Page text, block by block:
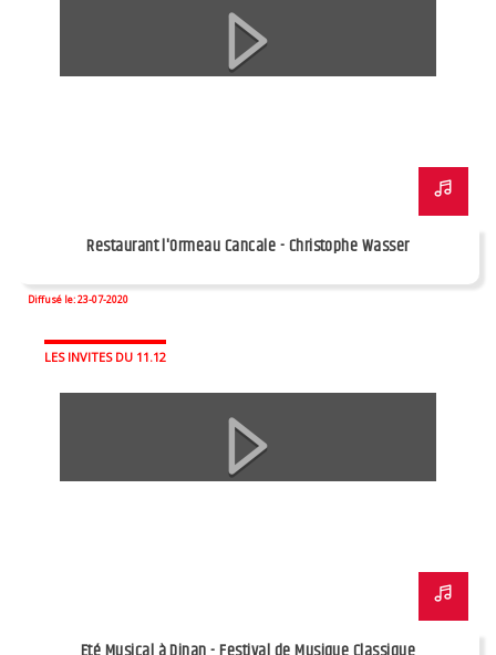
Restaurant l'Ormeau Cancale - Christophe Wasser
Diffusé le: 23-07-2020
LES INVITES DU 11.12